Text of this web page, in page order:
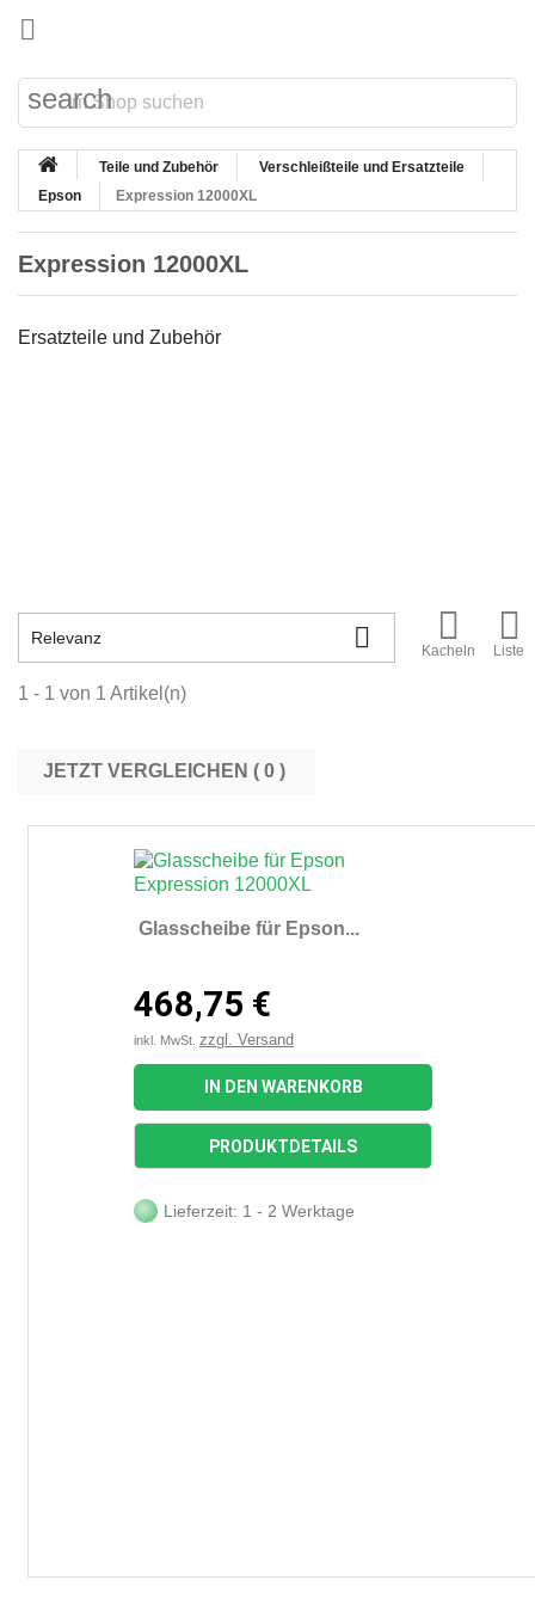

search
Teile und Zubehör
Verschleißteile und Ersatzteile
Epson
Expression 12000XL
Expression 12000XL
Ersatzteile und Zubehör
Relevanz  
Kacheln

Liste
1 - 1 von 1 Artikel(n)
JETZT VERGLEICHEN ( 0
Glasscheibe für Epson...
468,75 €
inkl. MwSt. zzgl. Versand
IN DEN WARENKORB
PRODUKTDETAILS
Lieferzeit: 1 - 2 Werktage